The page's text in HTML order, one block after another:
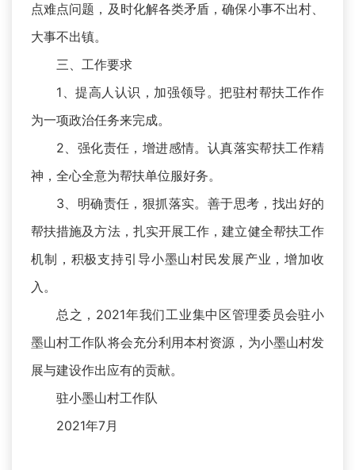
点难点问题，及时化解各类矛盾，确保小事不出村、
大事不出镇。
三、工作要求
1、提高人认识，加强领导。把驻村帮扶工作作
为一项政治任务来完成。
2、强化责任，增进感情。认真落实帮扶工作精
神，全心全意为帮扶单位服好务。
3、明确责任，狠抓落实。善于思考，找出好的
帮扶措施及方法，扎实开展工作，建立健全帮扶工作
机制，积极支持引导小墨山村民发展产业，增加收
入。
总之，2021年我们工业集中区管理委员会驻小
墨山村工作队将会充分利用本村资源，为小墨山村发
展与建设作出应有的贡献。
驻小墨山村工作队
2021年7月